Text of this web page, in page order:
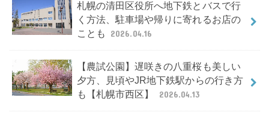
札幌の清田区役所へ地下鉄とバスで行
く方法、駐車場や帰りに寄れるお店の
ことも
2026.04.16
【農試公園】遅咲きの八重桜も美しい
夕方、見頃やJR地下鉄駅からの行き方
も【札幌市西区】
2026.04.13